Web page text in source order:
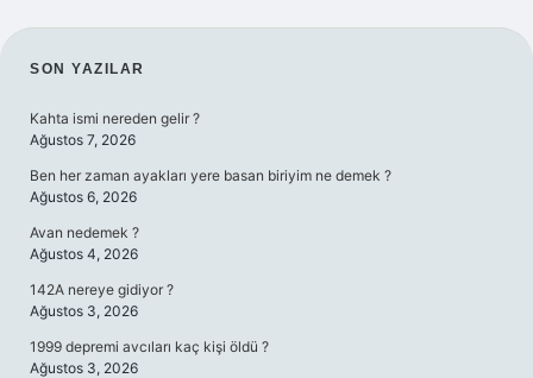
SIDEBAR
SON YAZILAR
Kahta ismi nereden gelir ?
Ağustos 7, 2026
Ben her zaman ayakları yere basan biriyim ne demek ?
Ağustos 6, 2026
Avan nedemek ?
Ağustos 4, 2026
142A nereye gidiyor ?
Ağustos 3, 2026
1999 depremi avcıları kaç kişi öldü ?
Ağustos 3, 2026